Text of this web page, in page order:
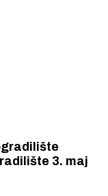
3. maj